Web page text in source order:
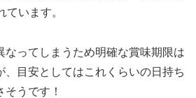
ています。
なってしまうため明確な賞味期限は
、目安としてはこれくらいの日持ち
うです！